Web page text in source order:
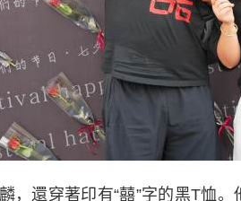
還穿著印有“囍”字的黑T恤。